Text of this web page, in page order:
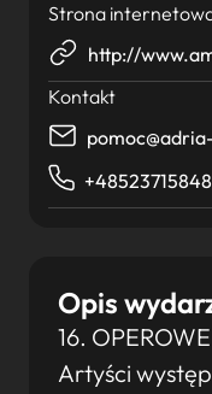
Opis
16.
Artyści
Strona
http://
Kontakt
+48523715848